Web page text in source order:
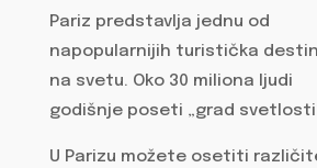
Pariz predstavlja jednu od
napopularnijih turistička
na svetu. Oko 30 miliona ljudi
godišnje poseti „grad
U Parizu možete osetiti